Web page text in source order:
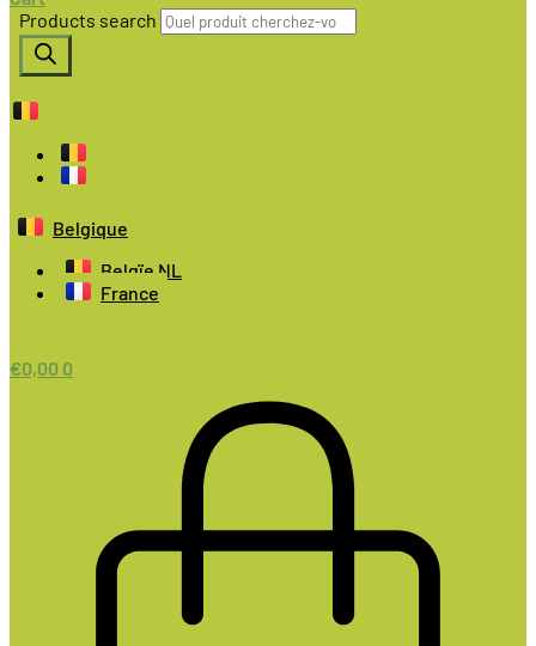
Products search
Belgique
Belgïe NL
France
€0,00 0